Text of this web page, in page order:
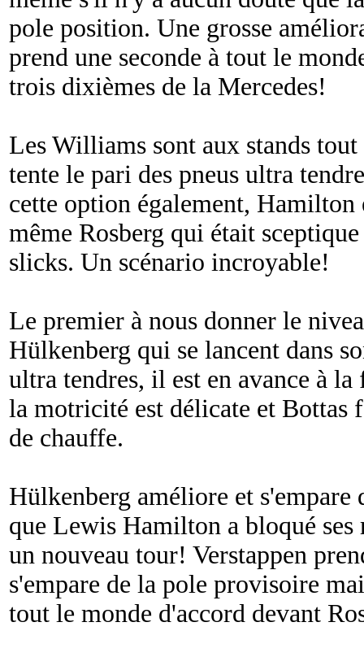
pole position. Une grosse
prend une seconde à tout le
trois dixièmes de la Mercedes!
Les Williams sont aux stands
tente le pari des pneus ultra
cette option également,
même Rosberg qui était
slicks. Un scénario incroyable!
Le premier à nous donner le
Hülkenberg qui se lancent dans
ultra tendres, il est en avance à
la motricité est délicate et Bottas
de chauffe.
Hülkenberg améliore et
que Lewis Hamilton a bloqué
un nouveau tour! Verstappen
s'empare de la pole provisoire
tout le monde d'accord devant